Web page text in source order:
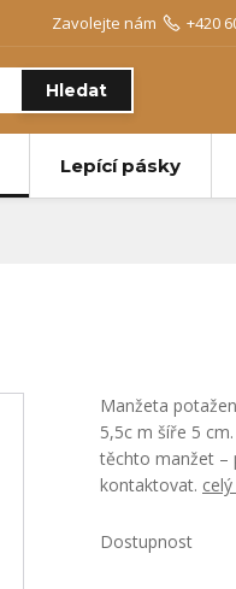
Hledat
Zavolejte nám +420
Lepící pásky
Manžeta
5,5c m šíře 5
těchto manžet –
kontaktovat.
Dostupnost